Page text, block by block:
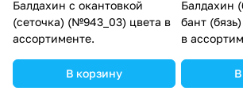
Балдахин с окантовкой
(сеточка) (№943_03) цвета в
ассортименте.
В корзину
Балдахин
бант
в